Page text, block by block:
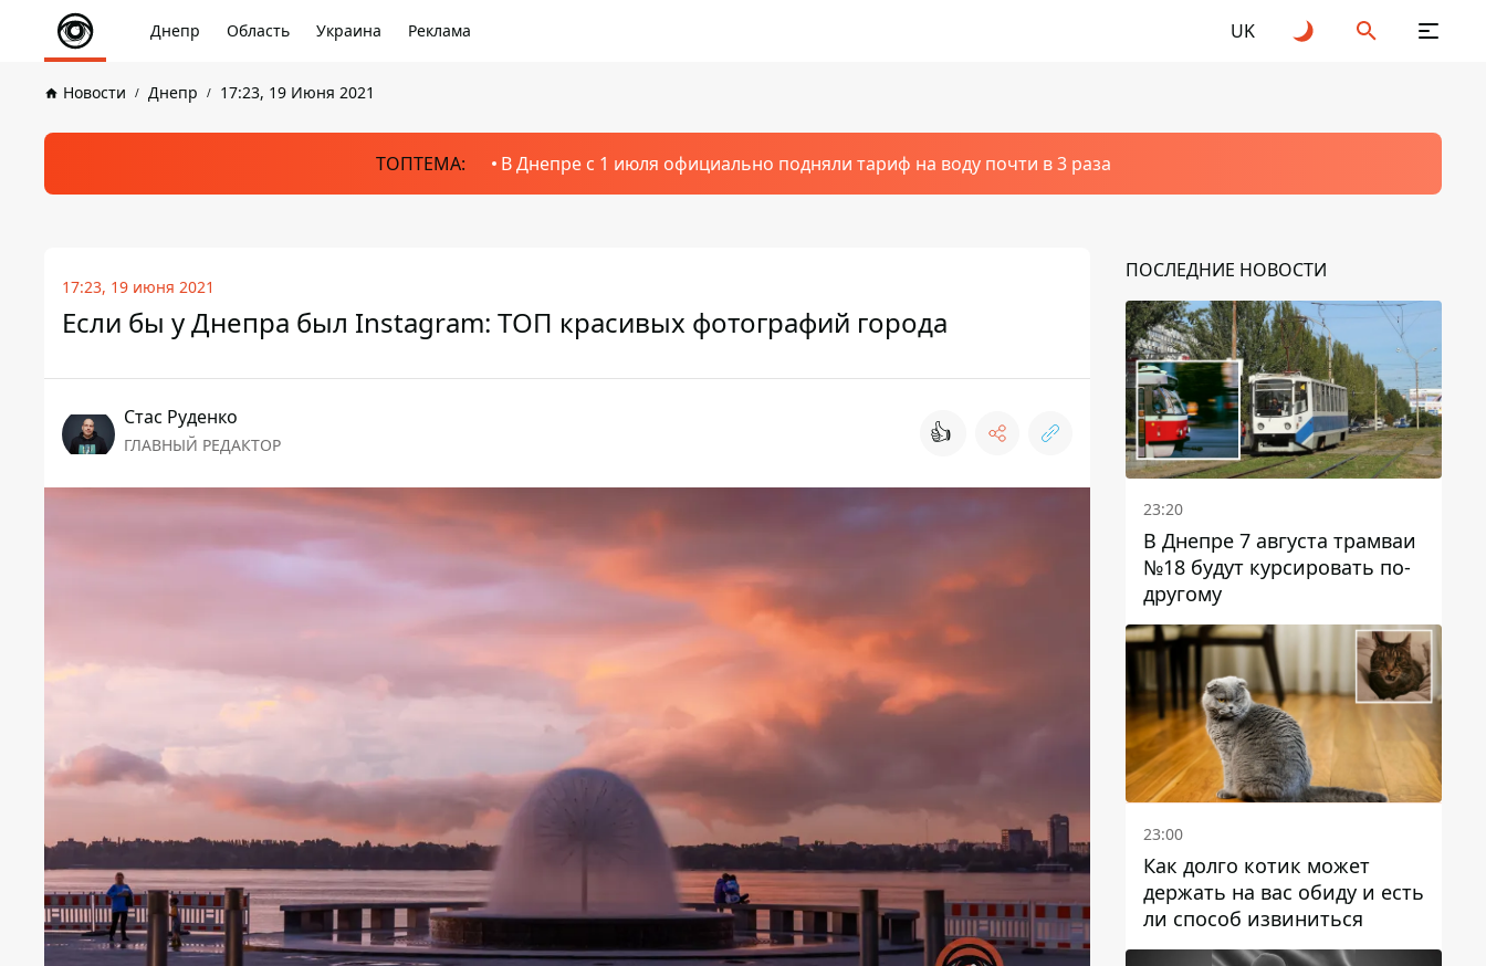
Днепр Область Украина Реклама UK
Новости Днепр 17:23, 19 Июня 2021
ТОПТЕМА: В Днепре с 1 июля официально подняли тариф на воду почти в 3 раза
17:23, 19 июня 2021
Если бы у Днепра был Instagram: ТОП красивых фотографий города
Стаc Руденко
ГЛАВНЫЙ РЕДАКТОР 👍
ПОСЛЕДНИЕ НОВОСТИ
23:20
В Днепре 7 августа трамваи
№18 будут курсировать по-
другому
23:00
Как долго котик может
держать на вас обиду и есть
ли способ извиниться